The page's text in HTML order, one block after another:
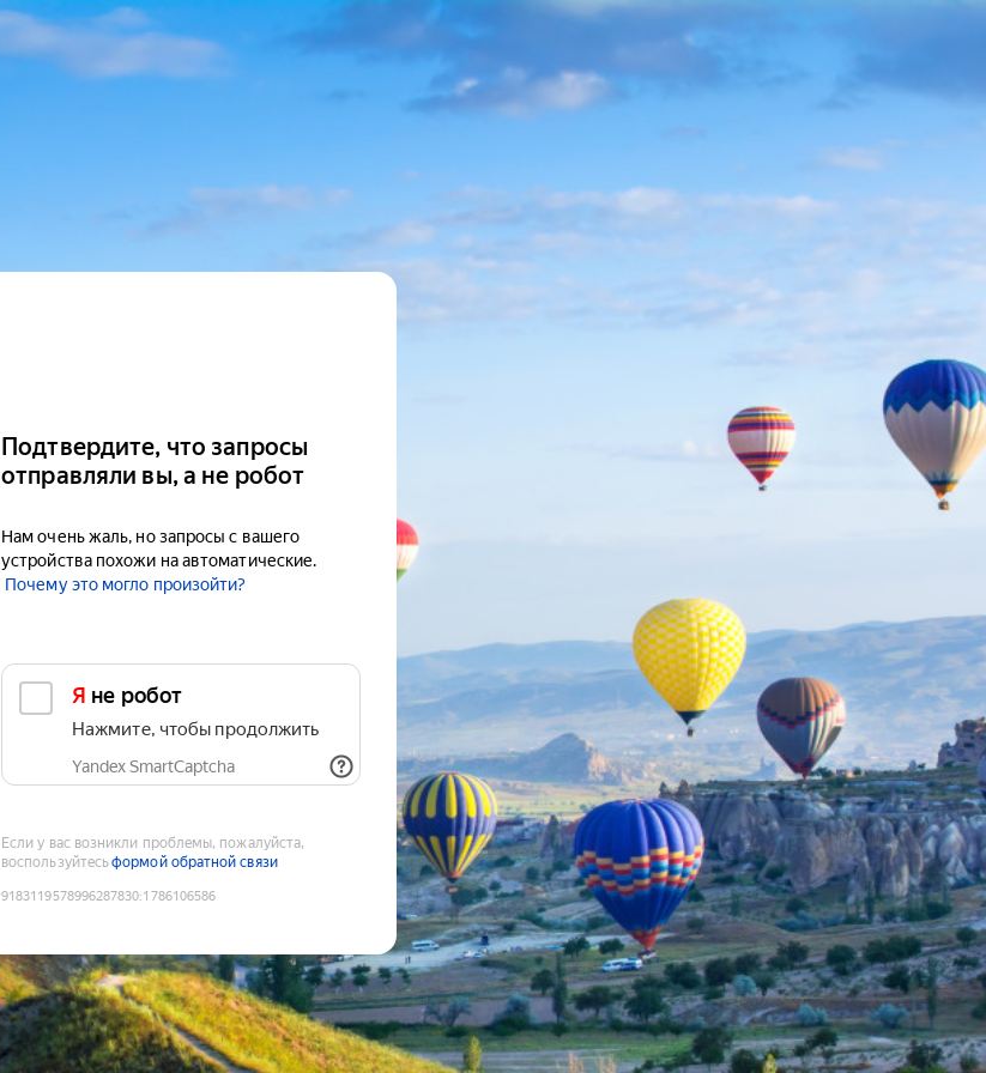
Подтвердите, что запросы
отправляли вы, а не робот
Нам очень жаль, но запросы с вашего
устройства похожи на автоматические.
Почему это могло произойти?
Я не робот
Нажмите, чтобы продолжить
Yandex SmartCaptcha
Если у вас возникли проблемы, пожалуйста,
воспользуйтесьформой обратной связи
9183119578996287830:1786106586